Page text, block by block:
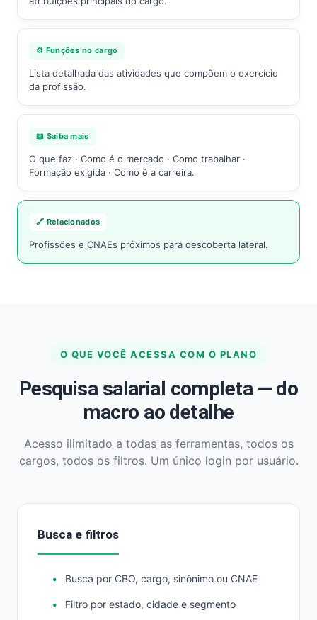
⚙️ Funções no cargo
Lista detalhada das atividades que compõem o exercício
da profissão.
📖 Saiba mais
O que faz · Como é o mercado · Como trabalhar ·
Formação exigida · Como é a carreira.
🔗 Relacionados
Profissões e CNAEs próximos para descoberta lateral.
O QUE VOCÊ ACESSA COM O PLANO
Pesquisa salarial completa — do
macro ao detalhe
Acesso ilimitado a todas as ferramentas, todos os
cargos, todos os filtros. Um único login por usuário.
Busca e filtros
Busca por CBO, cargo, sinônimo ou CNAE
Filtro por estado, cidade e segmento